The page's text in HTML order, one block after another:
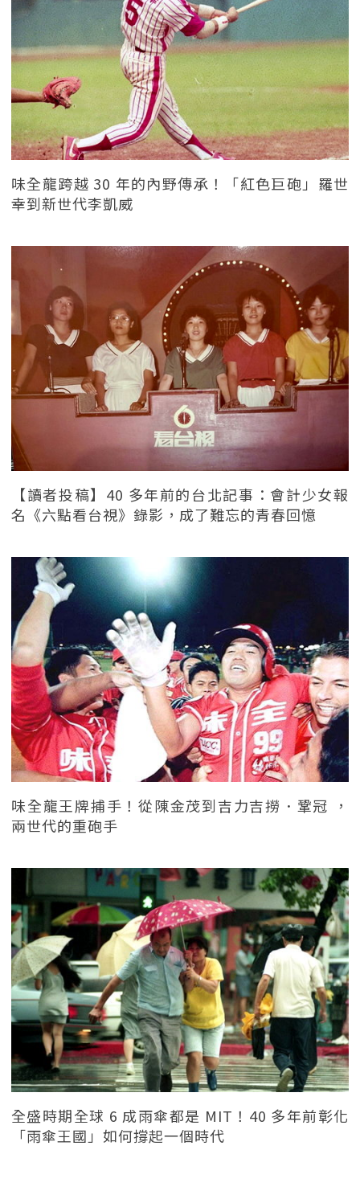
味全龍跨越 30 年的內野傳承！「紅色巨砲」羅世
幸到新世代李凱威
【讀者投稿】40 多年前的台北記事：會計少女報
名《六點看台視》錄影，成了難忘的青春回憶
味全龍王牌捕手！從陳金茂到吉力吉撈．鞏冠 ，
兩世代的重砲手
全盛時期全球 6 成雨傘都是 MIT！40 多年前彰化
「雨傘王國」如何撐起一個時代